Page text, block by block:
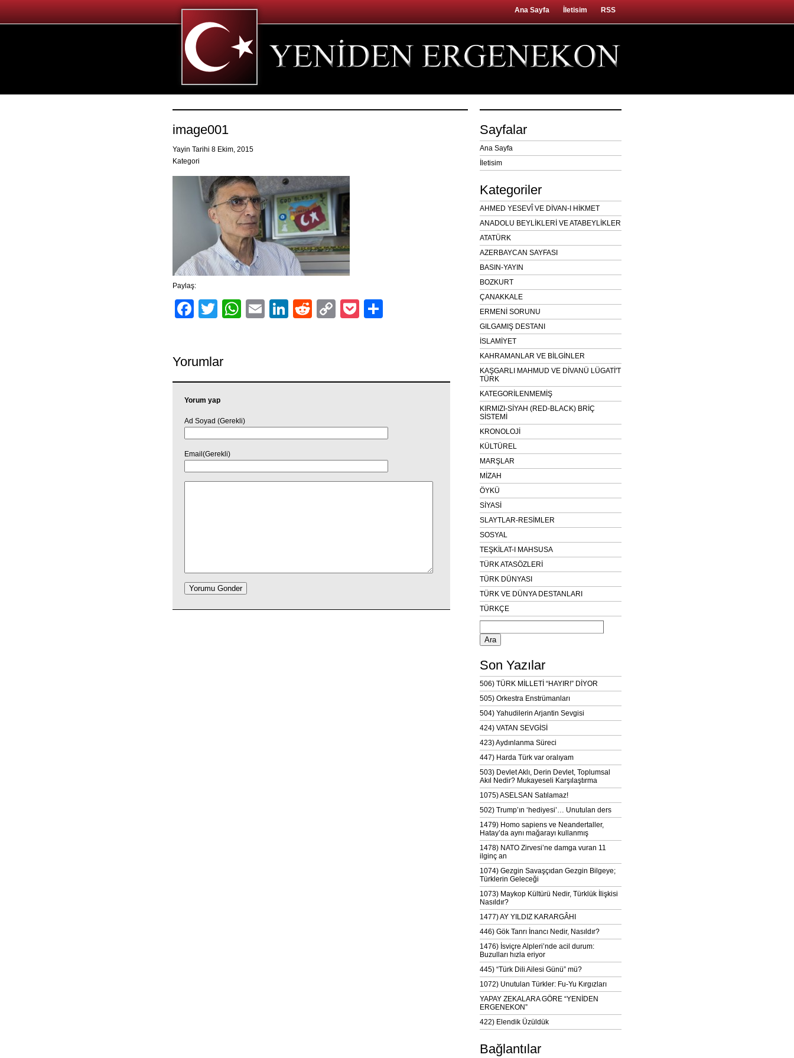
Ana Sayfa İletisim RSS
image001
Yayin Tarihi 8 Ekim, 2015
Kategori
Paylaş:
Facebook
TwitterWhatsApp
EmailLinkedIn
RedditCopyPocket
Yorumlar
Yorum yap
Ad Soyad (Gerekli)
Email(Gerekli)
Sayfalar
Ana Sayfa
İletisim
Kategoriler
AHMED YESEVÎ VE DİVAN-I HİKMET
ANADOLU BEYLİKLERİ VE ATABEYLİKLER
ATATÜRK
AZERBAYCAN SAYFASI
BASIN-YAYIN
BOZKURT
ÇANAKKALE
ERMENİ SORUNU
GILGAMIŞ DESTANI
İSLAMİYET
KAHRAMANLAR VE BİLGİNLER
KAŞGARLI MAHMUD VE DİVANÜ LÜGATİ'T
TÜRK
KATEGORİLENMEMİŞ
KIRMIZI-SİYAH (RED-BLACK) BRİÇ
SİSTEMİ
KRONOLOJİ
KÜLTÜREL
MARŞLAR
MİZAH
ÖYKÜ
SİYASİ
SLAYTLAR-RESİMLER
SOSYAL
TEŞKİLAT-I MAHSUSA
TÜRK ATASÖZLERİ
TÜRK DÜNYASI
TÜRK VE DÜNYA DESTANLARI
TÜRKÇE
Arama:
Son Yazılar
506) TÜRK MİLLETİ “HAYIR!” DİYOR
505) Orkestra Enstrümanları
504) Yahudilerin Arjantin Sevgisi
424) VATAN SEVGİSİ
423) Aydınlanma Süreci
447) Harda Türk var oralıyam
503) Devlet Aklı, Derin Devlet, Toplumsal
Akıl Nedir? Mukayeseli Karşılaştırma
1075) ASELSAN Satılamaz!
502) Trump’ın ‘hediyesi’… Unutulan ders
1479) Homo sapiens ve Neandertaller,
Hatay’da aynı mağarayı kullanmış
1478) NATO Zirvesi’ne damga vuran 11
ilginç an
1074) Gezgin Savaşçıdan Gezgin Bilgeye;
Türklerin Geleceği
1073) Maykop Kültürü Nedir, Türklük İlişkisi
Nasıldır?
1477) AY YILDIZ KARARGÂHI
446) Gök Tanrı İnancı Nedir, Nasıldır?
1476) İsviçre Alpleri’nde acil durum:
Buzulları hızla eriyor
445) “Türk Dili Ailesi Günü” mü?
1072) Unutulan Türkler: Fu-Yu Kırgızları
YAPAY ZEKALARA GÖRE “YENİDEN
ERGENEKON”
422) Elendik Üzüldük
Bağlantılar